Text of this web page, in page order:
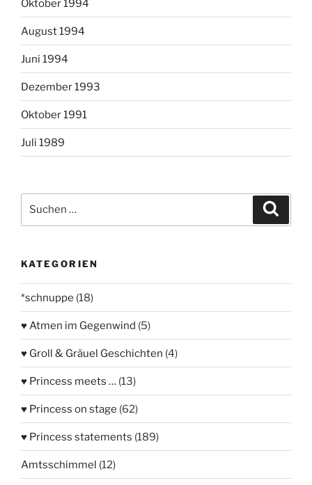
Oktober 1994
August 1994
Juni 1994
Dezember 1993
Oktober 1991
Juli 1989
nach:
KATEGORIEN
*schnuppe (18)
♥ Atmen im Gegenwind (5)
♥ Groll & Gräuel Geschichten (4)
♥ Princess meets … (13)
♥ Princess on stage (62)
♥ Princess statements (189)
Amtsschimmel (12)